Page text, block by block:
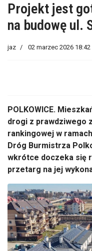
Projekt jest
na budowę ul.
jaz 02 marzec 2026 18:42
POLKOWICE.
drogi z prawdziwego
rankingowej w
Dróg Burmistrza
wkrótce doczeka się
przetarg na jej